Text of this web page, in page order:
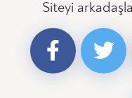
Siteyi